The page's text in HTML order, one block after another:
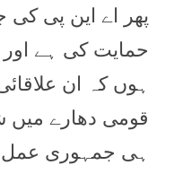
پھر اے این پی
حمایت کی ہے اور
ہوں کہ ان
قومی دھارے میں
ہی جمہوری عمل